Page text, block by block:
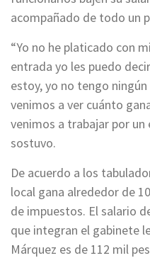
acompañado de todo un
“Yo no he platicado con
entrada yo les puedo
estoy, yo no tengo
venimos a ver cuánto
venimos a trabajar por un
sostuvo.
De acuerdo a los
local gana alrededor de
de impuestos. El salario
que integran el gabinete
Márquez es de 112 mil